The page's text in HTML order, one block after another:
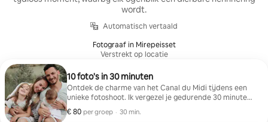
wordt.
Automatisch vertaald
Fotograaf in Mirepeisset
Verstrekt op locatie
10 foto's in 30 minuten
Ontdek de charme van het Canal du Midi tijdens een
unieke fotoshoot. Ik vergezel je gedurende 30 minuten
langs de oevers van de rivier, te midden van zacht licht,
sluizen en majestueuze platanen. Samen maken we
€ 80 per groep
€ 80 per groep
, · 30 min.